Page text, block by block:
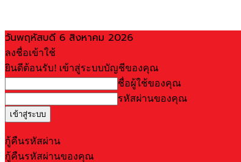
วันพฤหัสบดี 6 สิงหาคม 2026
ลงชื่อเข้าใช้
ยินดีต้อนรับ! เข้าสู่ระบบบัญชีของคุณ
ชื่อผู้ใช้ของคุณ
รหัสผ่านของคุณ
กู้คืนรหัสผ่าน
กู้คืนรหัสผ่านของคุณ